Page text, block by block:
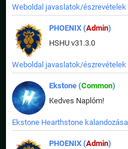
Weboldal javaslatok/észrevételek
PHOENIX (Admin)
HSHU v31.3.0
Weboldal javaslatok/észrevételek
Ekstone (Common)
Kedves Naplóm!
Ekstone Hearthstone
PHOENIX (Admin)